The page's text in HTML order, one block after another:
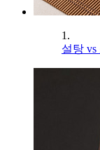
1.
설탕